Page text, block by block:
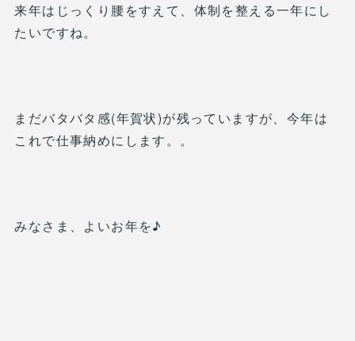
来年はじっくり腰をすえて、体制を整える一年にし
たいですね。
まだバタバタ感(年賀状)が残っていますが、今年は
これで仕事納めにします。。
みなさま、よいお年を♪